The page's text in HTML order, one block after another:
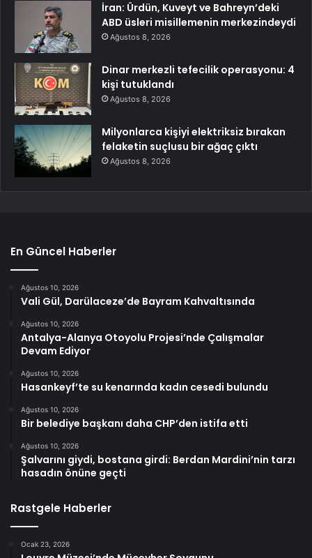
İran: Ürdün, Kuveyt ve Bahreyn’deki
ABD üsleri misillemenin merkezindeydi
Ağustos 8, 2026
Dinar merkezli tefecilik operasyonu: 4
kişi tutuklandı
Ağustos 8, 2026
Milyonlarca kişiyi elektriksiz bırakan
felaketin suçlusu bir ağaç çıktı
Ağustos 8, 2026
En Güncel Haberler
Ağustos 10, 2026
Vali Gül, Darülaceze’de Bayram Kahvaltısında
Ağustos 10, 2026
Antalya-Alanya Otoyolu Projesi’nde Çalışmalar
Devam Ediyor
Ağustos 10, 2026
Hasankeyf’te su kenarında kadın cesedi bulundu
Ağustos 10, 2026
Bir belediye başkanı daha CHP’den istifa etti
Ağustos 10, 2026
Şalvarını giydi, bostana girdi: Berdan Mardini’nin tarzı
hasadın önüne geçti
Rastgele Haberler
Ocak 23, 2026